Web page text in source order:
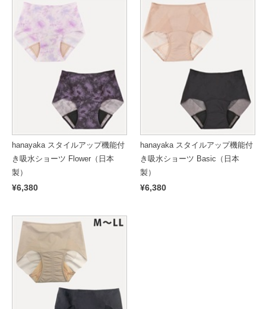
hanayaka スタイルアップ機能付
き吸水ショーツ Flower（日本
製）
¥6,380
hanayaka スタイルアップ機能付
き吸水ショーツ Basic（日本
製）
¥6,380